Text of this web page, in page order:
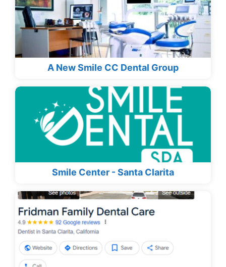
A New Smile CC Dental Group
Smile Center - Santa Clarita